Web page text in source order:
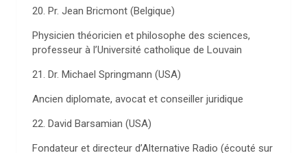
20. Pr. Jean Bricmont (Belgique)
Physicien théoricien et philosophe des sciences,
professeur à l’Université catholique de Louvain
21. Dr. Michael Springmann (USA)
Ancien diplomate, avocat et conseiller juridique
22. David Barsamian (USA)
Fondateur et directeur d’Alternative Radio (écouté sur